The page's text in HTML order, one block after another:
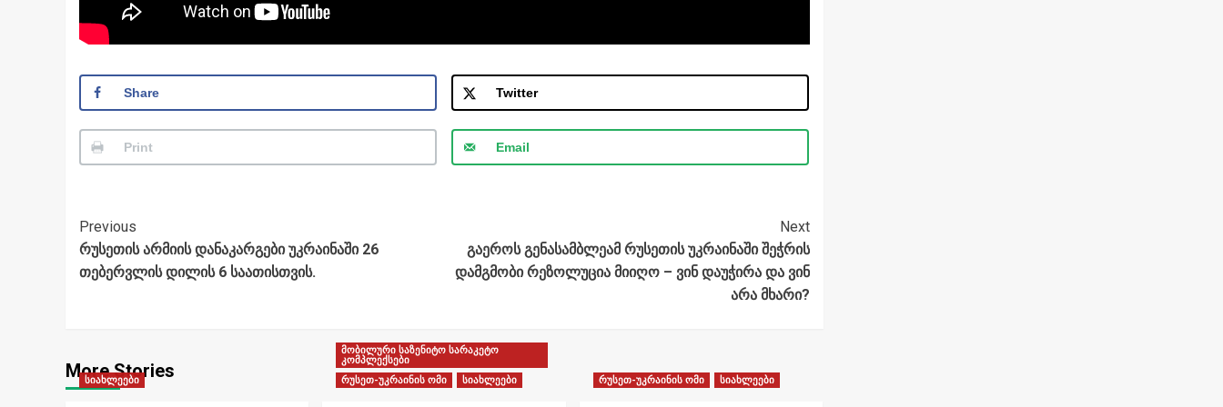
Share Twitter
Print Email
Post
Navigation
Previous
რუსეთის არმიის დანაკარგები უკრაინაში 26
თებერვლის დილის 6 საათისთვის.
Next
გაეროს გენასამბლეამ რუსეთის უკრაინაში შეჭრის
დამგმობი რეზოლუცია მიიღო – ვინ დაუჭირა და ვინ
არა მხარი?
More Stories
სიახლეები
მობილური საზენიტო სარაკეტო
კომპლექსები
რუსეთ-უკრაინის ომი
სიახლეები რუსეთ-უკრაინის ომი სიახლეები